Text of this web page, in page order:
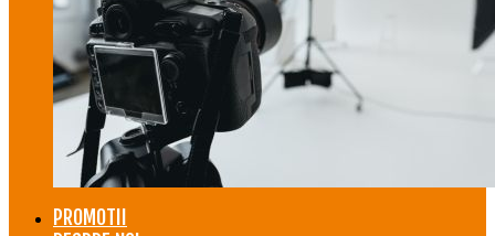
PROMOTII